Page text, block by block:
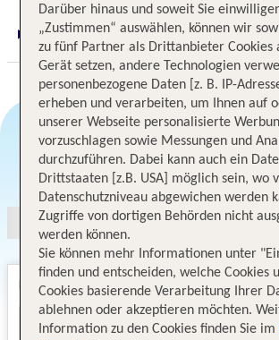
Digitaler und telefonischer 24/7
Angebotsauswahl
Darüber hinaus und soweit Sie
„Zustimmen“ auswählen, können wir
zu fünf Partner als Drittanbieter Cookies
Gerät setzen, andere Technologien
personenbezogene Daten [z. B. IP-
erheben und verarbeiten, um Ihnen auf
unserer Webseite personalisierte
vorzuschlagen sowie Messungen und
durchzuführen. Dabei kann auch ein
Drittstaaten [z.B. USA] möglich sein, wo
Datenschutzniveau abgewichen werden
Zugriffe von dortigen Behörden nicht
werden können.
Sie können mehr Informationen unter
finden und entscheiden, welche Cookies
Cookies basierende Verarbeitung Ihrer
ablehnen oder akzeptieren möchten.
Information zu den Cookies finden Sie im